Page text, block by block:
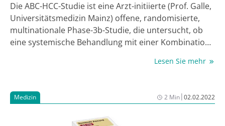
Die ABC-HCC-Studie ist eine Arzt-initiierte (Prof. Galle,
Universitätsmedizin Mainz) offene, randomisierte,
multinationale Phase-3b-Studie, die untersucht, ob
eine systemische Behandlung mit einer Kombination
Angiogenesehemmer Bevacizumab die klinischen
Karzinom (HCC) gegenüber der Standardtherapie in
Form einer lokoregionalen Behandlung mittels
transarterieller Chemoembolisation (TACE)
Lesen Sie mehr
Medizin 2 Min|02.02.2022